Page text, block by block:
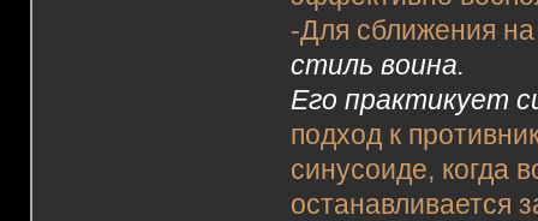
-Для сближения
стиль воина.
Его практикует
подход к
синусоиде, когда
останавливается